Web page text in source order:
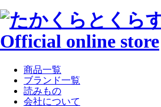
商品一覧
ブランド一覧
読みもの
会社について